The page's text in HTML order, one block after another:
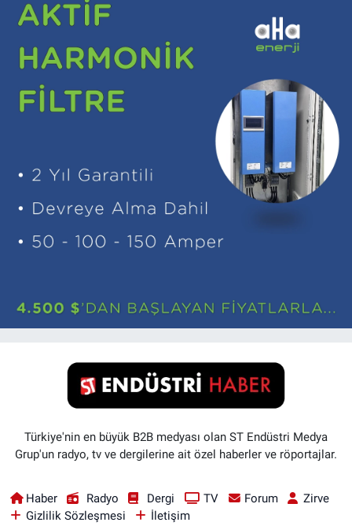
Türkiye'nin en büyük B2B medyası olan ST Endüstri Medya
Grup'un radyo, tv ve dergilerine ait özel haberler ve röportajlar.
Haber Radyo Dergi TV Forum
Zirve
Gizlilik Sözleşmesi
İletişim